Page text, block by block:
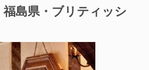
島県・ブリティッシ